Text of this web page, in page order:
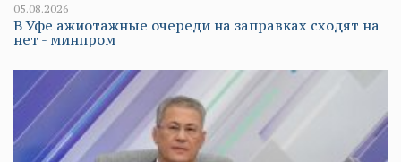
05.08.2026
В Уфе ажиотажные очереди на заправках сходят на
нет - минпром